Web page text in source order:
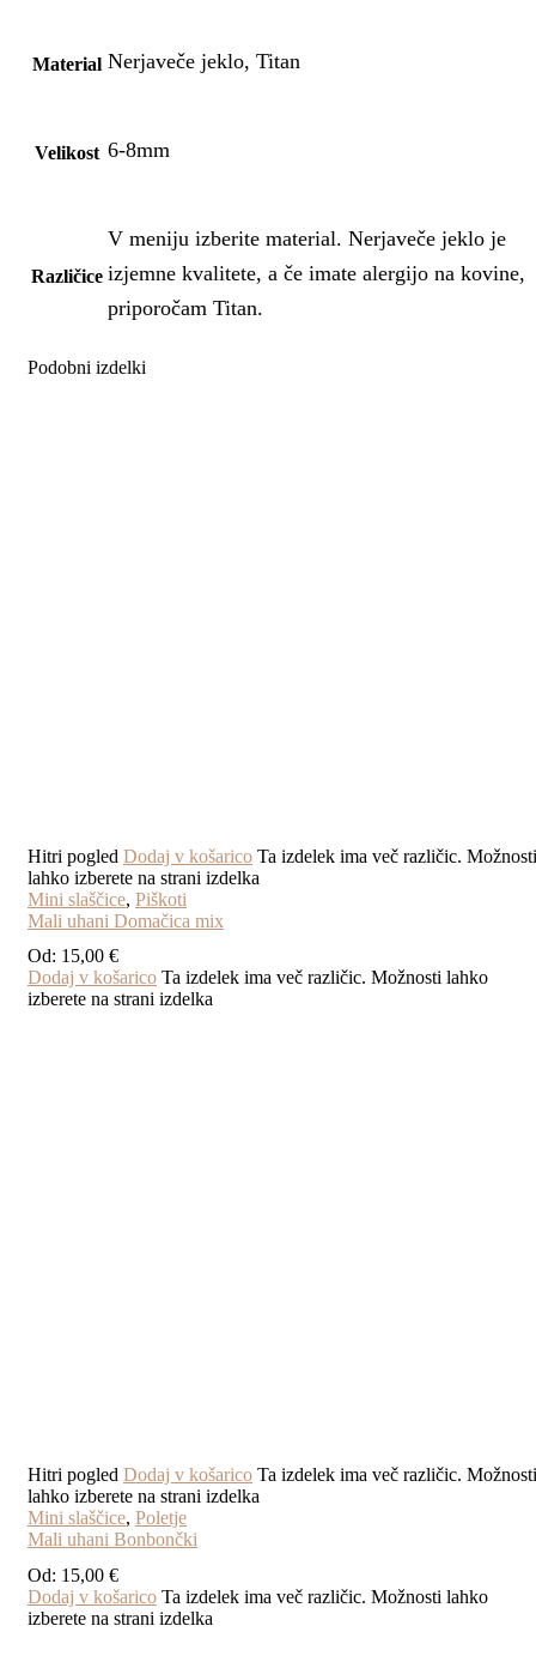
Material Nerjaveče jeklo, Titan
Velikost 6-8mm
Različice
V meniju izberite material. Nerjaveče jeklo je
izjemne kvalitete, a če imate alergijo na kovine,
priporočam Titan.
Podobni izdelki
Hitri pogled Dodaj v košarico Ta izdelek ima več različic. Možnosti
lahko izberete na strani izdelka
Mini slaščice, Piškoti
Mali uhani Domačica mix
Od: 15,00 €
Dodaj v košarico Ta izdelek ima več različic. Možnosti lahko
izberete na strani izdelka
Hitri pogled Dodaj v košarico Ta izdelek ima več različic. Možnosti
lahko izberete na strani izdelka
Mini slaščice, Poletje
Mali uhani Bonbončki
Od: 15,00 €
Dodaj v košarico Ta izdelek ima več različic. Možnosti lahko
izberete na strani izdelka